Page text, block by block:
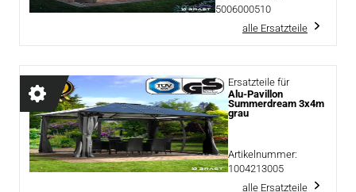
5006000510
alle Ersatzteile
Ersatzteile für
Alu-Pavillon
Summerdream 3x4m
grau
Artikelnummer:
1004213005
alle Ersatzteile